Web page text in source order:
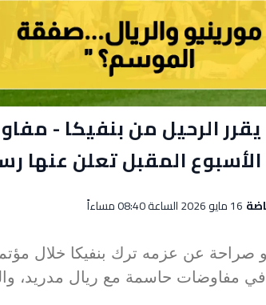
يقرر الرحيل من بنفيكا -
المقبل تعلن عنها
16 مايو 2026 الساعة 08:40 مساءاً
صراحة عن عزمه ترك بنفيكا خلال
مفاوضات حاسمة مع ريال مدريد،